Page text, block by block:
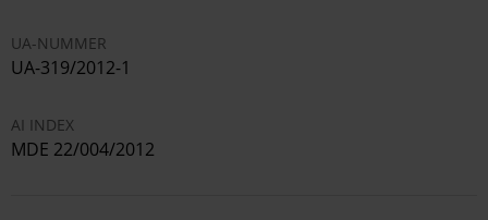
UA-NUMMER
UA-319/2012-1
AI INDEX
MDE 22/004/2012